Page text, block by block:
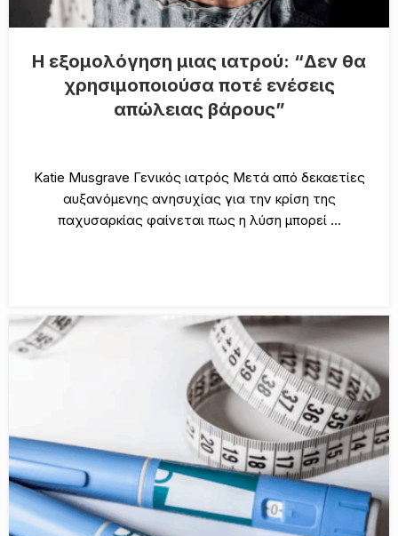
Η εξομολόγηση μιας ιατρού: “Δεν θα
χρησιμοποιούσα ποτέ ενέσεις
απώλειας βάρους”
Katie Musgrave Γενικός ιατρός Μετά από δεκαετίες
αυξανόμενης ανησυχίας για την κρίση της
παχυσαρκίας φαίνεται πως η λύση μπορεί ...